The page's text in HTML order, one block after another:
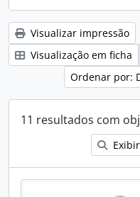
Visualizar impressão
Visualização em ficha
Ordenar por:
11 resultados com